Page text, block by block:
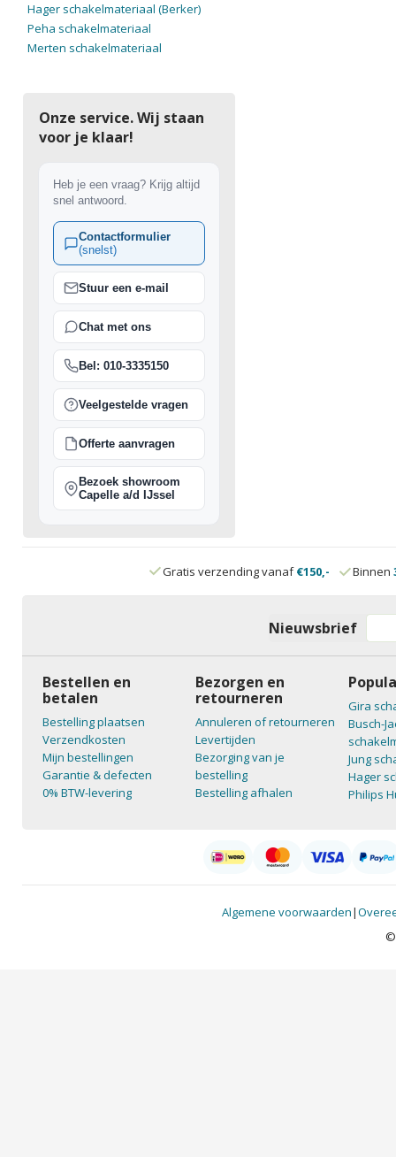
Hager schakelmateriaal (Berker)
Peha schakelmateriaal
Merten schakelmateriaal
Onze service. Wij staan
voor je klaar!
Heb je een vraag? Krijg altijd
snel antwoord.
Contactformulier
(snelst)
Stuur een e-mail
Chat met ons
Bel: 010-3335150
Veelgestelde vragen
Offerte aanvragen
Bezoek showroom
Capelle a/d IJssel
Gratis verzending vanaf€150,- Binnen
Nieuwsbrief
Bestellen en
betalen
Bestelling plaatsen
Verzendkosten
Mijn bestellingen
Garantie & defecten
0% BTW-levering
Bezorgen en
retourneren
Annuleren of retourneren
Levertijden
Bezorging van je
bestelling
Bestelling afhalen
Gira
Busch-
Jung
Hager
Philips
Algemene voorwaarden|
©